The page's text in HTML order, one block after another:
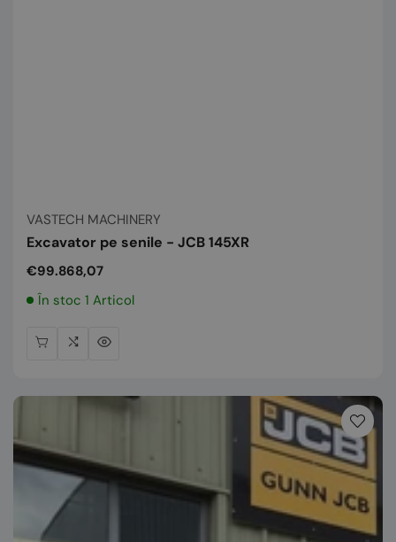
VASTECH MACHINERY
Excavator pe senile - JCB 145XR
Preț
normal
€99.868,07
În stoc 1 Articol